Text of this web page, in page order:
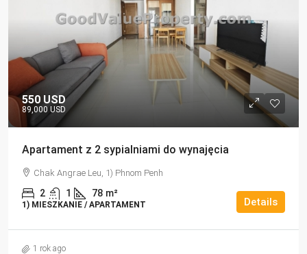
550 USD
89,000 USD
Apartament z 2 sypialniami do wynajęcia
Chak Angrae Leu, 1) Phnom Penh
2 1 78 m²
1) MIESZKANIE / APARTAMENT Details
1 rok ago